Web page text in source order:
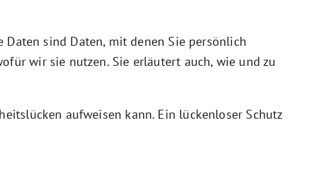
Daten sind Daten, mit denen Sie persönlich
wir sie nutzen. Sie erläutert auch, wie und zu
aufweisen kann. Ein lückenloser Schutz